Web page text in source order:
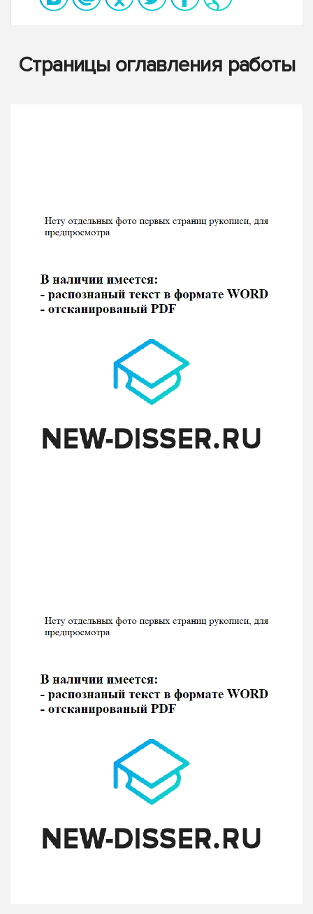
Страницы оглавления работы